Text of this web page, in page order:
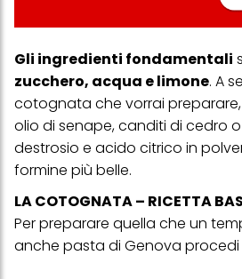
Gli ingredienti fondamentali
zucchero, acqua e limone. A
cotognata che vorrai
olio di senape, canditi di cedro
destrosio e acido citrico in
formine più belle.
LA COTOGNATA – RICETTA
Per preparare quella che un
anche pasta di Genova procedi